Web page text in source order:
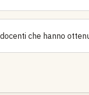
che hanno